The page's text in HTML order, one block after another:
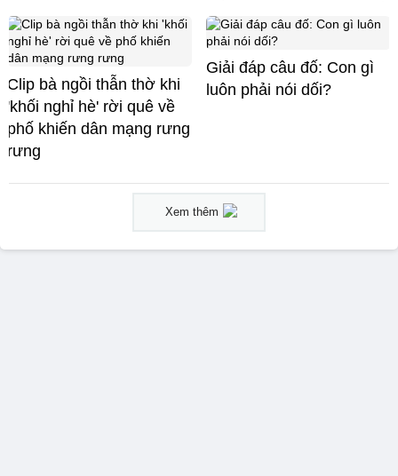
Clip bà ngồi thẫn thờ khi
'khối nghỉ hè' rời quê về
phố khiến dân mạng rưng
rưng
Giải đáp câu đố: Con gì
luôn phải nói dối?
Xem thêm